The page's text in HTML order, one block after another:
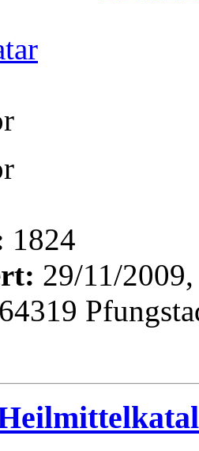
1824
29/11/
64319